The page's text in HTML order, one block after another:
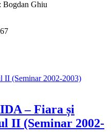
Bogdan Ghiu
– Fiara și
II (Seminar 2002-